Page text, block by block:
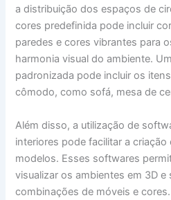
a distribuição dos espaços de
cores predefinida pode incluir
paredes e cores vibrantes para
harmonia visual do ambiente.
padronizada pode incluir os
cômodo, como sofá, mesa de
Além disso, a utilização de
interiores pode facilitar a criação
modelos. Esses softwares
visualizar os ambientes em 3D e
combinações de móveis e